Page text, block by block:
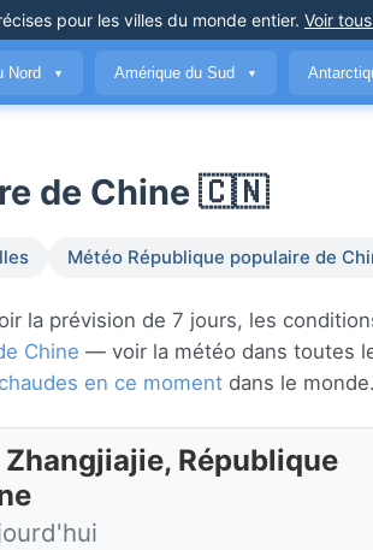
pour les villes du monde entier. Voir
Nord ▼ Amérique du Sud ▼
de Chine 🇨🇳
Météo République populaire de
la prévision de 7 jours, les
Chine — voir la météo dans toutes
en ce moment dans le monde.
République